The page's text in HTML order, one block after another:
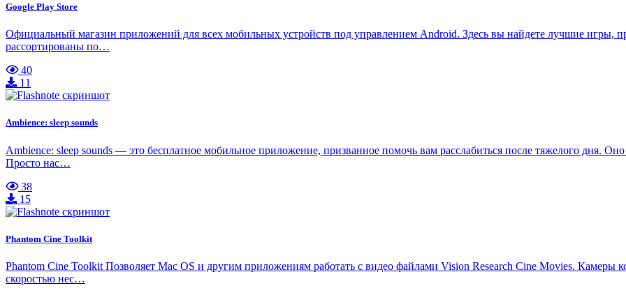
Google Play Store
Официальный магазин приложений для всех мобильных устройств под управлением Android. Здесь вы найдете лучшие игры,
рассортированы по…
40
11
Ambience: sleep sounds
Ambience: sleep sounds — это бесплатное мобильное приложение, призванное помочь вам расслабиться после тяжелого дня.
Просто нас…
38
15
Phantom Cine Toolkit
Phantom Cine Toolkit Позволяет Mac OS и другим приложениям работать с видео файлами Vision Research Cine Movies. Камеры
скоростью нес…